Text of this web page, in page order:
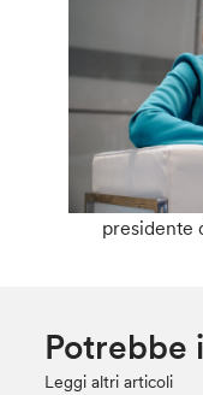
presidente
Potrebbe
Leggi altri articoli